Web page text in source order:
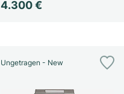
4.300 €
Ungetragen - New